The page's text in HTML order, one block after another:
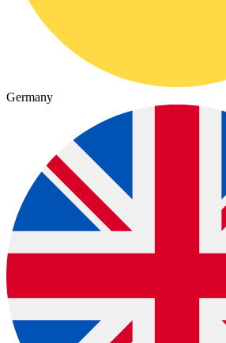
Germany